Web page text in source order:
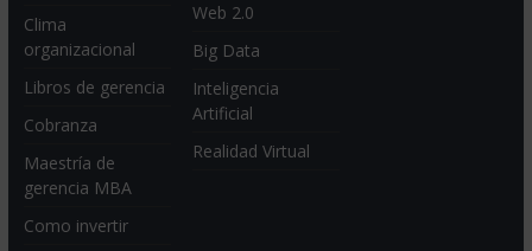
Clima
organizacional
Libros de gerencia
Cobranza
Maestría de
gerencia MBA
Como invertir
Web 2.0
Big Data
Inteligencia
Artificial
Realidad Virtual